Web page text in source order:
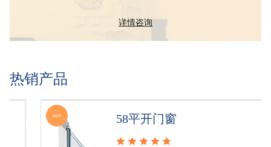
详情咨询
热销产品
58平开门窗